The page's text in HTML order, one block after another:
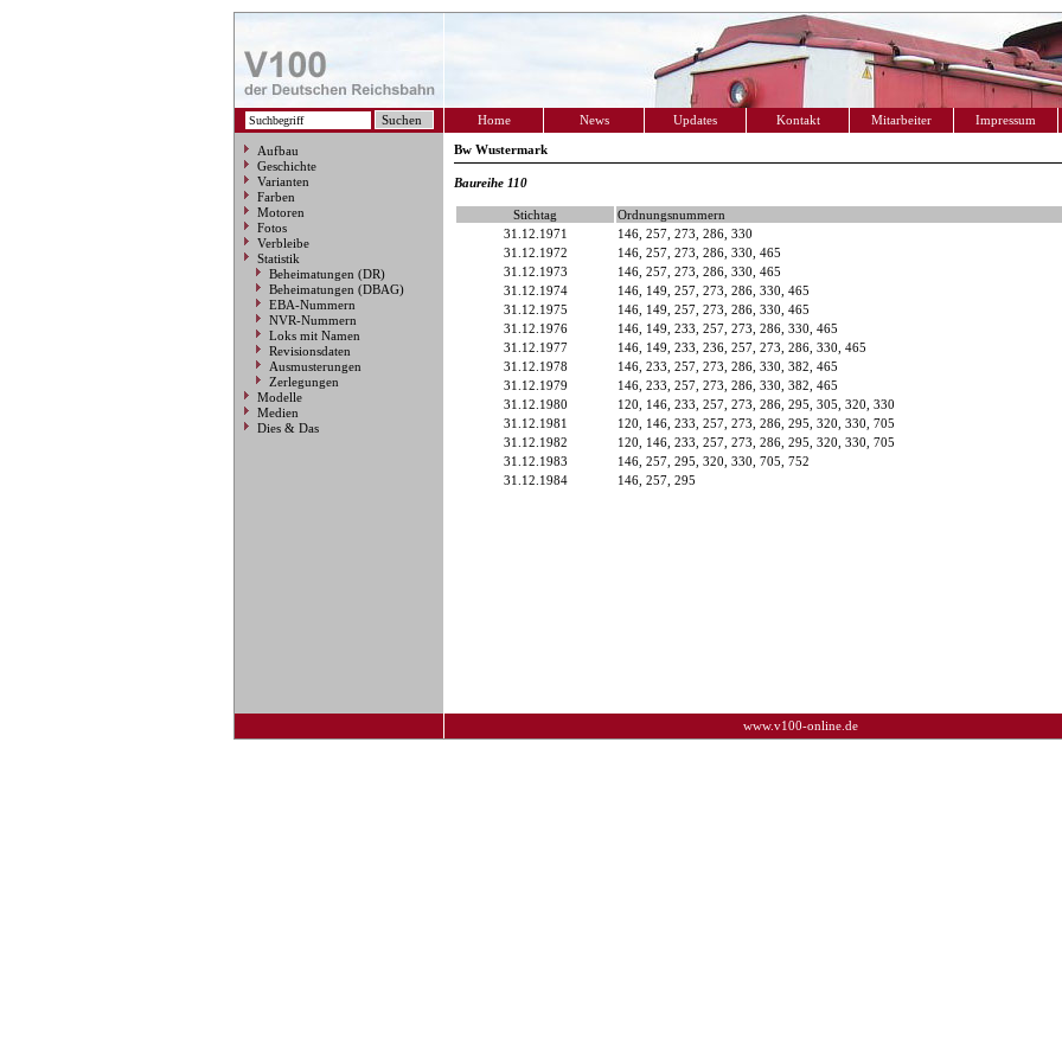
Home News Updates Kontakt Mitarbeiter Impressum
Aufbau
Geschichte
Varianten
Farben
Motoren
Fotos
Verbleibe
Statistik
Beheimatungen (DR)
Beheimatungen (DBAG)
EBA-Nummern
NVR-Nummern
Loks mit Namen
Revisionsdaten
Ausmusterungen
Zerlegungen
Modelle
Medien
Dies & Das
Bw Wustermark
Baureihe 110
Stichtag
Ordnungsnummern
31.12.1971
146, 257, 273, 286, 330
31.12.1972
146, 257, 273, 286, 330, 465
31.12.1973
146, 257, 273, 286, 330, 465
31.12.1974
146, 149, 257, 273, 286, 330, 465
31.12.1975
146, 149, 257, 273, 286, 330, 465
31.12.1976
146, 149, 233, 257, 273, 286, 330, 465
31.12.1977
146, 149, 233, 236, 257, 273, 286, 330, 465
31.12.1978
146, 233, 257, 273, 286, 330, 382, 465
31.12.1979
146, 233, 257, 273, 286, 330, 382, 465
31.12.1980
120, 146, 233, 257, 273, 286, 295, 305, 320, 330
31.12.1981
120, 146, 233, 257, 273, 286, 295, 320, 330, 705
31.12.1982
120, 146, 233, 257, 273, 286, 295, 320, 330, 705
31.12.1983
146, 257, 295, 320, 330, 705, 752
31.12.1984
146, 257, 295
www.v100-online.de